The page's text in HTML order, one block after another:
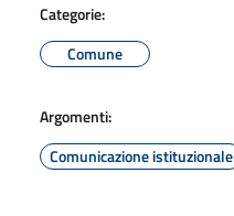
Categorie:
Comune
Argomenti:
Comunicazione istituzionale